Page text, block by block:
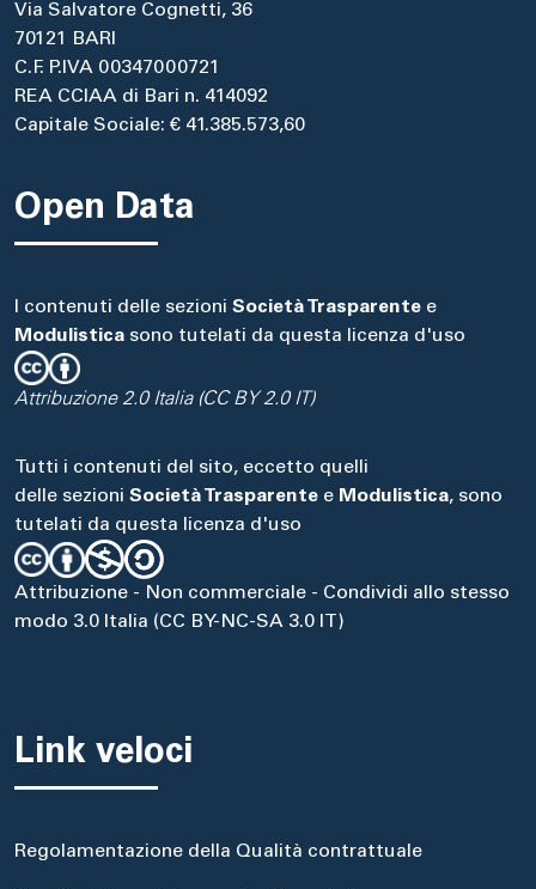
Via Salvatore Cognetti, 36
70121 BARI
C.F. P.IVA 00347000721
REA CCIAA di Bari n. 414092
Capitale Sociale: € 41.385.573,60
Open Data
I contenuti delle sezioni Società Trasparente e
Modulistica sono tutelati da questa licenza d'uso
Attribuzione 2.0 Italia (CC BY 2.0 IT)
Tutti i contenuti del sito, eccetto quelli
delle sezioni Società Trasparente e Modulistica, sono
tutelati da questa licenza d'uso
Attribuzione - Non commerciale - Condividi allo stesso
modo 3.0 Italia (CC BY-NC-SA 3.0 IT)
Link veloci
Regolamentazione della Qualità contrattuale